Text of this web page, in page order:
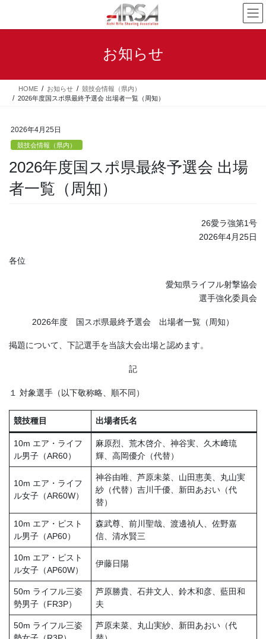
テ
ス
ゲ
ン
お知らせ
HOME お知らせ
競技会情報（県内）
2026年度国スポ県最終予選会 出場者一覧（周知）
2026年4月25日
競技会情報（県内）
2026年度国スポ県最終予選会 出場
者一覧（周知）
26愛ラ強第1号
2026年4月25日
各位
愛知県ライフル射撃協会
選手強化委員会
2026年度 国スポ県最終予選会 出場者一覧（周知）
掲題について、下記選手を当該大会出場と認めます。
記
１ 対象選手（以下敬称略、順不同）
競技種目 出場者氏名
10m エア・ライフ
ル男子（AR60）
麻原烈、荒木啓介、神谷実、久木﨑琉
輝、高岡優介（代替）
10m エア・ライフ
ル女子（AR60W）
神谷由唯、芦原未菜、山田恵美、丸山実
紗（代替）吉川千優、新田あおい（代
替）
10m エア・ピスト
ル男子（AP60）
森武尊、前川聖哉、渡邊禎人、佐野嘉
信、清水賢三
10m エア・ピスト
ル女子（AP60W）
伊藤日陽
50m ライフル三姿
勢男子（FR3P）
芦原勝貴、石井文人、鈴木和彦、藍田和
夫
50m ライフル三姿
芦原未菜、丸山実紗、新田あおい（代